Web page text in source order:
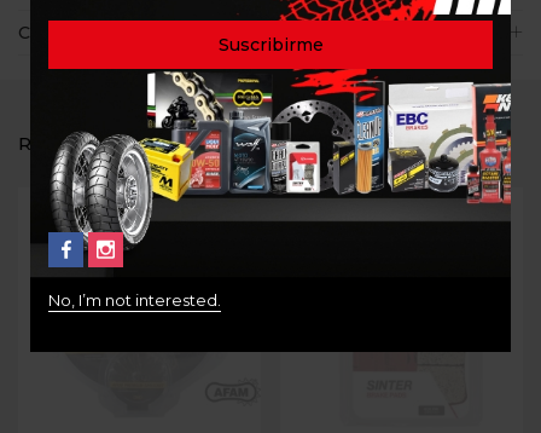
Consultas
RELATED PRODUCTS
Out Of Stock
No, I’m not interested.